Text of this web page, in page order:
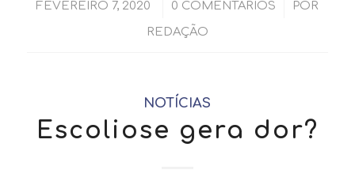
FEVEREIRO 7, 2020
/ 0 COMENTÁRIOS
/ POR
REDAÇÃO
NOTÍCIAS
Escoliose gera dor?